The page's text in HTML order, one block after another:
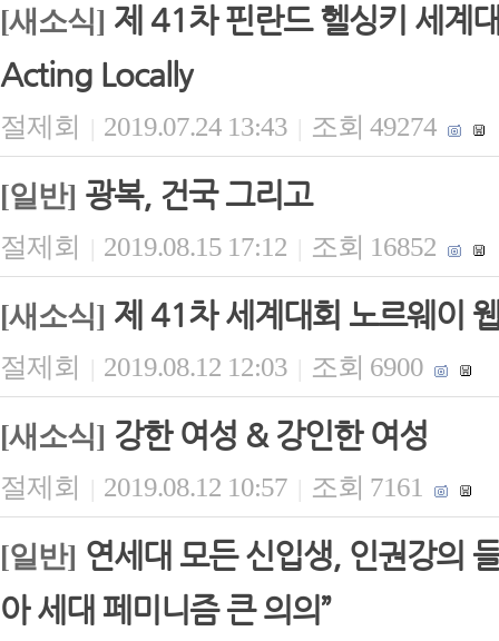
[새소식] 제 41차 핀란드 헬싱키 세
Acting Locally
절제회 | 2019.07.24 13:43 | 조회 49274
[일반] 광복, 건국 그리고
절제회 | 2019.08.15 17:12 | 조회 16852
[새소식] 제 41차 세계대회 노르웨이
절제회 | 2019.08.12 12:03 | 조회 6900
[새소식] 강한 여성 & 강인한 여성
절제회 | 2019.08.12 10:57 | 조회 7161
[일반] 연세대 모든 신입생, 인권강의
아 세대 페미니즘 큰 의의”